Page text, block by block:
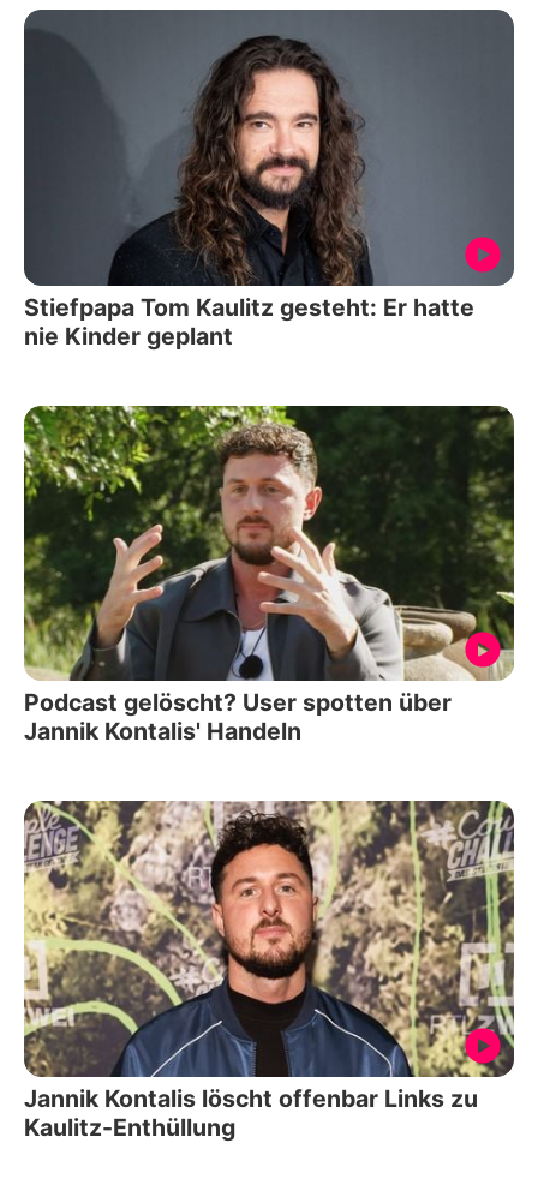
Stiefpapa Tom Kaulitz gesteht: Er hatte
nie Kinder geplant
Podcast gelöscht? User spotten über
Jannik Kontalis' Handeln
Jannik Kontalis löscht offenbar Links zu
Kaulitz-Enthüllung